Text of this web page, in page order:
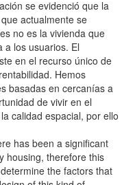
se evidenció que la
actualmente se
no es la vivienda que
a los usuarios. El
en el recurso único de
Hemos
basadas en cercanías a
de vivir en el
calidad espacial, por ello
has been a significant
housing, therefore this
the factors that